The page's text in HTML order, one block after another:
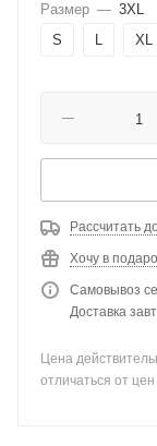
Размер — 3XL
S
L XL
Рассчитать
Хочу в
Самовывоз
Доставка
Цена
отличаться от